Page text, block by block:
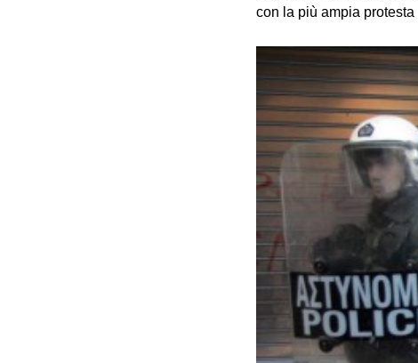
con la più ampia